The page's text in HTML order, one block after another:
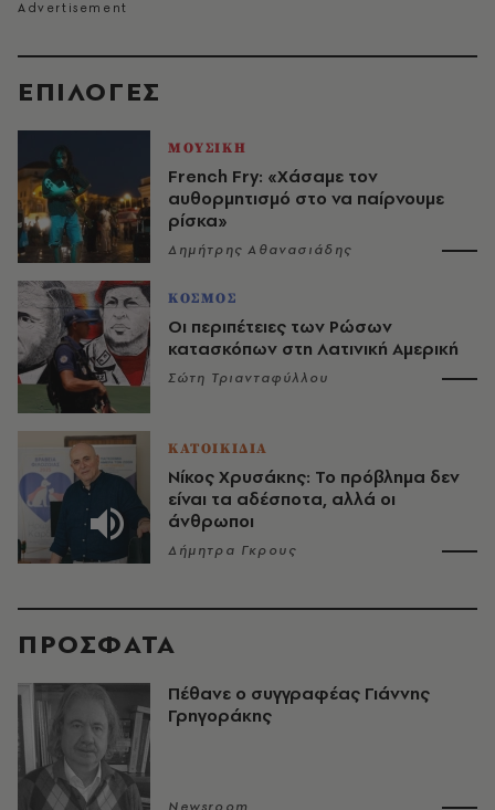
EΠΙΛΟΓΈΣ
ΜΟΥΣΙΚΗ
French Fry: «Χάσαμε τον
αυθορμητισμό στο να παίρνουμε
ρίσκα»
Δημήτρης Αθανασιάδης
ΚΟΣΜΟΣ
Οι περιπέτειες των Ρώσων
κατασκόπων στη Λατινική Αμερική
Σώτη Τριανταφύλλου
ΚΑΤΟΙΚΙΔΙΑ
Νίκος Χρυσάκης: Το πρόβλημα δεν
είναι τα αδέσποτα, αλλά οι
άνθρωποι
Δήμητρα Γκρους
ΠΡΟΣΦΑΤΑ
Πέθανε ο συγγραφέας Γιάννης
Γρηγοράκης